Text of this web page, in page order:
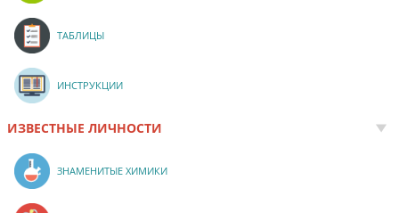
ТАБЛИЦЫ
ИНСТРУКЦИИ
ИЗВЕСТНЫЕ ЛИЧНОСТИ
ЗНАМЕНИТЫЕ ХИМИКИ